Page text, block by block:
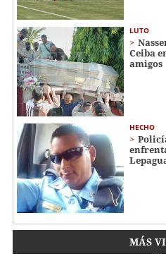
LUTO
Ceiba
amigos
HECHO
MÁS